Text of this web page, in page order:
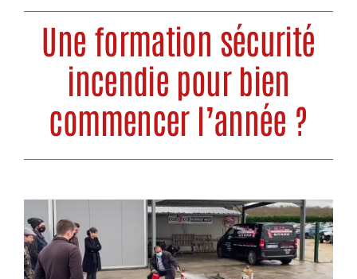
Solutions anti-incendie
Nos formations
Offre d’emploi
Notre société
Une formation sécurité
incendie pour bien
commencer l’année ?